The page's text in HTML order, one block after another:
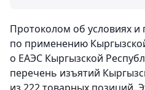
Протоколом об условиях
по применению
о ЕАЭС Кыргызской
перечень изъятий